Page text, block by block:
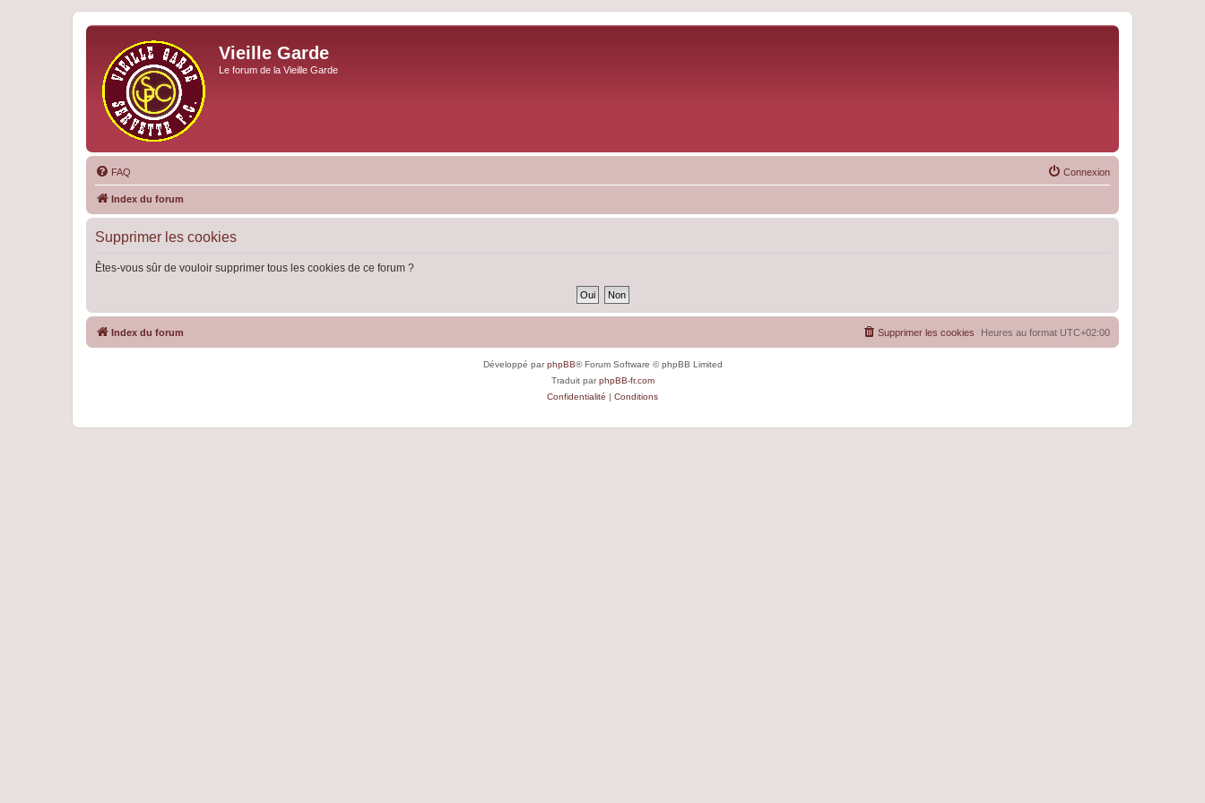
Vieille Garde
Le forum de la Vieille Garde
FAQ Connexion
Index du forum
Supprimer les cookies
Êtes-vous sûr de vouloir supprimer tous les cookies de ce forum ?
Index du forum Heures au format UTC+02:00
Supprimer les cookies
Développé parphpBB® Forum Software © phpBB Limited
Traduit parphpBB-fr.com
Confidentialité | Conditions